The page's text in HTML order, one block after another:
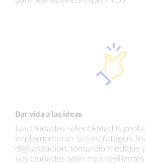
Dar vida a las ideas
Las ciudades seleccionadas
implementaran sus estrategias
digitalización, tomando medidas
sus ciudades sean mas